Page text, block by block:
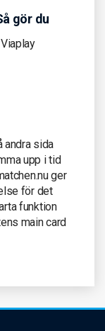
gör du
andra sida
upp i tid
ger
för det
funktion
main card